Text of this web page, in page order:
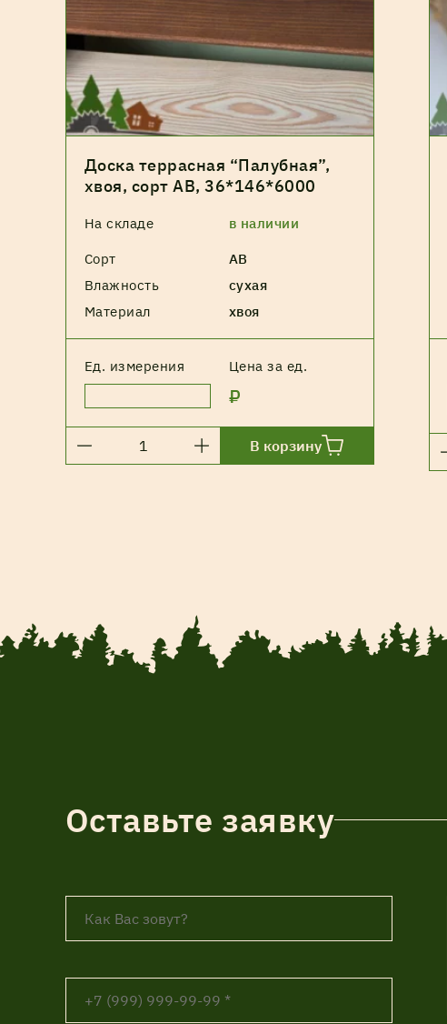
Доска террасная “Палубная”,
хвоя, сорт АВ, 36*146*6000
На складе в наличии
Сорт
АВ
Влажность
сухая
Материал
хвоя
Ед. измерения Цена за ед.
₽
В корзину
Оставьте заявку